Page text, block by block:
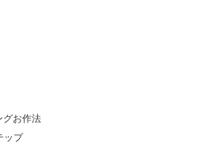
グお作法
ップ